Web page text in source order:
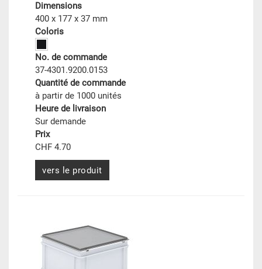
Dimensions
400 x 177 x 37 mm
Coloris
No. de commande
37-4301.9200.0153
Quantité de commande
à partir de 1000 unités
Heure de livraison
Sur demande
Prix
CHF 4.70
vers le produit